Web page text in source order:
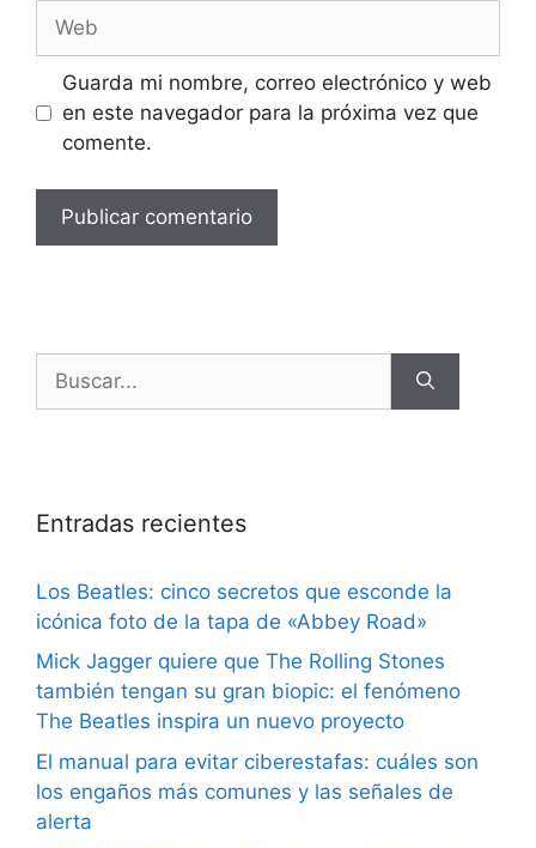
Guarda mi nombre, correo electrónico y web
en este navegador para la próxima vez que
comente.
Entradas recientes
Los Beatles: cinco secretos que esconde la
icónica foto de la tapa de «Abbey Road»
Mick Jagger quiere que The Rolling Stones
también tengan su gran biopic: el fenómeno
The Beatles inspira un nuevo proyecto
El manual para evitar ciberestafas: cuáles son
los engaños más comunes y las señales de
alerta